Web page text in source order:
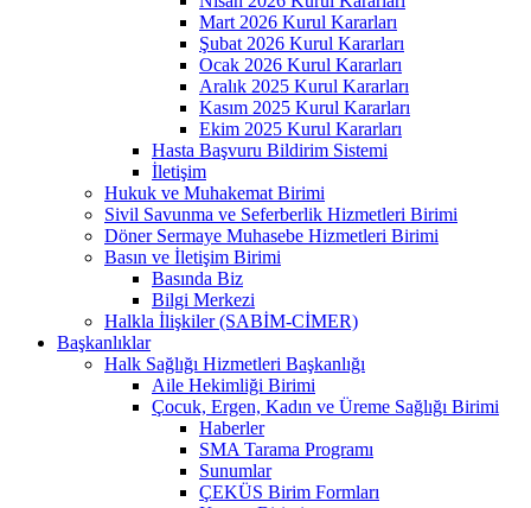
Mart 2026 Kurul Kararları
Şubat 2026 Kurul Kararları
Ocak 2026 Kurul Kararları
Aralık 2025 Kurul Kararları
Kasım 2025 Kurul Kararları
Ekim 2025 Kurul Kararları
Hasta Başvuru Bildirim Sistemi
İletişim
Hukuk ve Muhakemat Birimi
Sivil Savunma ve Seferberlik Hizmetleri Birimi
Döner Sermaye Muhasebe Hizmetleri Birimi
Basın ve İletişim Birimi
Basında Biz
Bilgi Merkezi
Halkla İlişkiler (SABİM-CİMER)
Başkanlıklar
Halk Sağlığı Hizmetleri Başkanlığı
Aile Hekimliği Birimi
Çocuk, Ergen, Kadın ve Üreme Sağlığı Birimi
Haberler
SMA Tarama Programı
Sunumlar
ÇEKÜS Birim Formları